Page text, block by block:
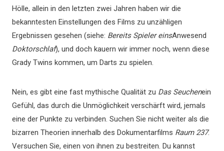
Hölle, allein in den letzten zwei Jahren haben wir die
bekanntesten Einstellungen des Films zu unzähligen
Ergebnissen gesehen (siehe: Bereits Spieler einsAnwesend
Doktorschlaf), und doch kauern wir immer noch, wenn diese
Grady Twins kommen, um Darts zu spielen.
Nein, es gibt eine fast mythische Qualität zu Das Seuchenein
Gefühl, das durch die Unmöglichkeit verschärft wird, jemals
eine der Punkte zu verbinden. Suchen Sie nicht weiter als die
bizarren Theorien innerhalb des Dokumentarfilms Raum 237.
Versuchen Sie, einen von ihnen zu bestreiten. Du kannst